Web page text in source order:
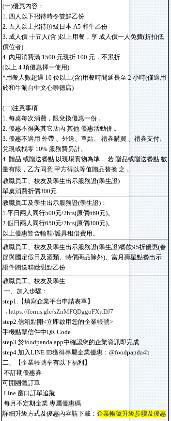
(一)優惠內容：
1. 四人以下招待時令雙鮮乙份
2. 五人以上招待頂級日本 A5 和牛乙份
3. 成人價 十五人(含 )以上用餐，享 成人價一人免費(折扣低
價位者)
4. 內用消費滿 1500 元現折 100 元，不累折
(以上 4 項優惠擇一使用)
*用餐人數超過 10 位以上(含)用餐時間延長至 2 小時(僅適用
於和牛涮台中文心崇德店)
(二)注意事項
1. 每桌每次消費，限兌換優惠一份 。
2. 優惠不得與其它店內 其他 優惠活動併 。
3. 優惠不適用 外帶 、外送、單點、 禮券購買 、禮券支付、
兌現或找零 10% 服務費另計。
4. 贈品 或贈送餐點 以現場實物為準， 若 贈品或贈送餐點 數
量有限，乙方同意 甲方得以等值贈品替換 之 。
教職員工、校友及學生出示服務證(學生證)
單桌消費折價300元
教職員工及學生出示服務證(學生證)：
1.平日兩人同行500元/2hrs(原價660元)。
2.假日兩人同行650元/2hrs(原價800元)。
以上優惠皆含輪鞋/護具租借費用。
教職員工、校友及學生出示服務證(學生證)餐飲95折優惠(春
節與國定假日及酒類、特價商品除外)、當月壽星點餐出示
證件贈送精緻甜點乙份
教職員工、校友及學生
一、加入步驟：
step1.【填寫企業平台申請表單】
→https://forms.gle/sZnMFQDggoFXjtDJ7
step2.信箱點開<立即啟用您的企業帳號>
手機點擊信件中QR Code
step3.於foodpanda app中確認您的企業資訊即完成
step4.加入LINE ID獲得專屬企業優惠：@foodpanda4b
二、【企業帳號享有以下福利】
不訂期優惠券
可開團體訂單
Line 窗口訂單追蹤
每月不定期企業 專屬優惠碼
詳細升級方式及優惠內容請下載： 企業帳號升級步驟及優惠